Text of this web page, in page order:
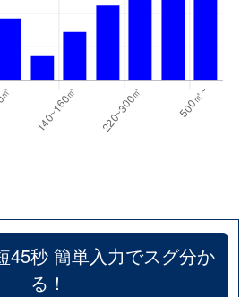
45秒 簡単入力でスグ分か
る！